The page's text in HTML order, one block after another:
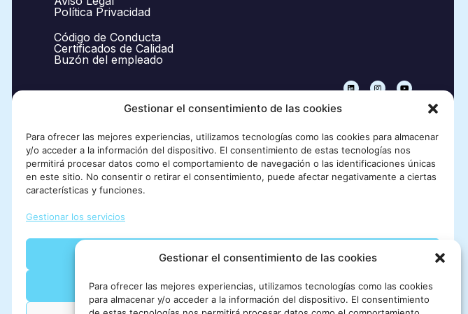
Gestionar el consentimiento de las cookies
Para ofrecer las mejores experiencias, utilizamos tecnologías como las cookies
para almacenar y/o acceder a la información del dispositivo. El consentimiento